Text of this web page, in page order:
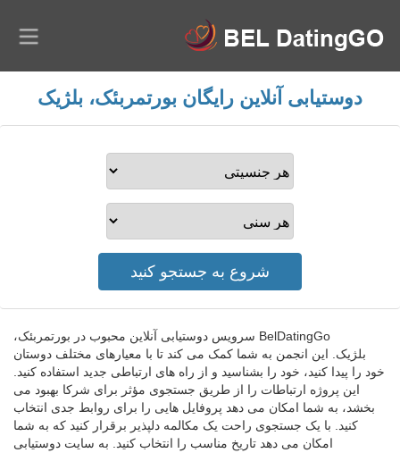
دوستیابی آنلاین رایگان بورتمربئک، بلژیک
BelDatingGo سرویس دوستیابی آنلاین محبوب در بورتمربئک،
بلژیک. این انجمن به شما کمک می کند تا با معیارهای مختلف دوستان
خود را پیدا کنید، خود را بشناسید و از راه های ارتباطی جدید استفاده کنید.
این پروژه ارتباطات را از طریق جستجوی مؤثر برای شرکا بهبود می
بخشد، به شما امکان می دهد پروفایل هایی را برای روابط جدی انتخاب
کنید. با یک جستجوی راحت یک مکالمه دلپذیر برقرار کنید که به شما
امکان می دهد تاریخ مناسب را انتخاب کنید. به سایت دوستیابی